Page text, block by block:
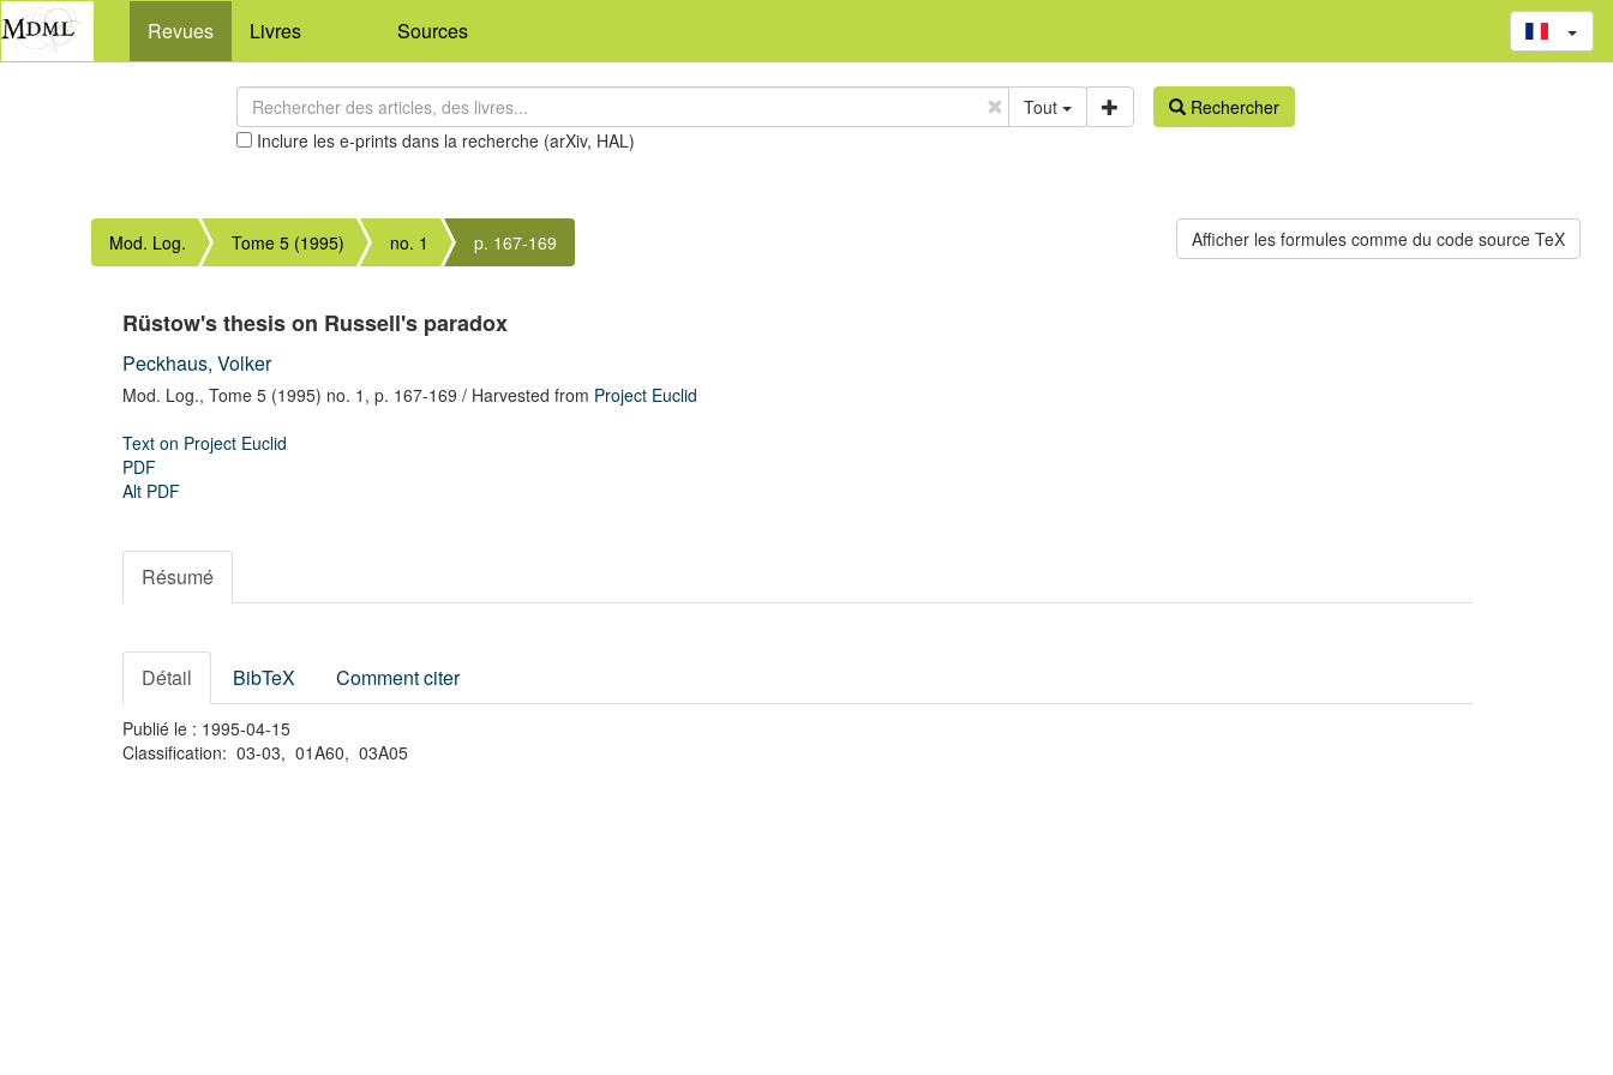
Revues Livres Sources
Tout
Inclure les e-prints dans la recherche (arXiv, HAL)
Rechercher
Mod. Log. Tome 5 (1995) no. 1 p. 167-169
Rüstow's thesis on Russell's paradox
Peckhaus, Volker
Mod. Log., Tome 5 (1995) no. 1, p. 167-169 / Harvested from Project Euclid
Text on Project Euclid
PDF
Alt PDF
Résumé
Détail BibTeX Comment citer
Publié le : 1995-04-15
Classification: 03-03, 01A60, 03A05